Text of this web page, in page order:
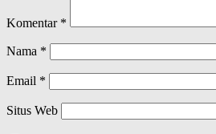
Komentar *
Nama *
Email *
Situs Web